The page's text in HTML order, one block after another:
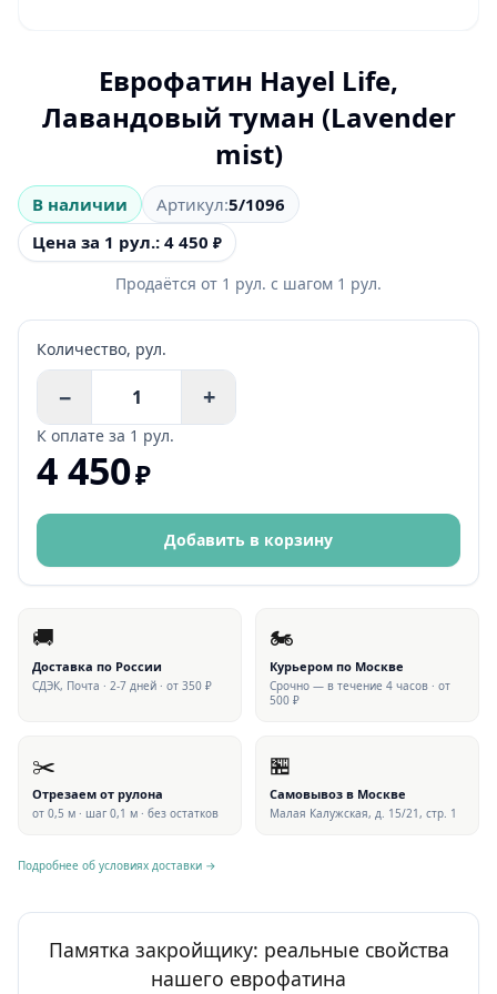
Еврофатин Hayel Life,
Лавандовый туман (Lavender
mist)
В наличии Артикул:5/1096
Цена за 1 рул.: 4 450 ₽
Продаётся от 1 рул. с шагом 1 рул.
Количество, рул.
− +
К оплате за 1 рул.
4 450₽
Добавить в корзину
🚚
Доставка по России
СДЭК, Почта · 2-7 дней · от 350 ₽
🏍
Курьером по Москве
Срочно — в течение 4 часов · от
500 ₽
✂️
Отрезаем от рулона
от 0,5 м · шаг 0,1 м · без остатков
🏪
Самовывоз в Москве
Малая Калужская, д. 15/21, стр. 1
Подробнее об условиях доставки →
Памятка закройщику: реальные свойства
нашего еврофатина